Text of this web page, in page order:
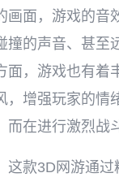
画面，游戏的音
撞的声音、甚至
面，游戏也有着
，增强玩家的情
而在进行激烈战
这款3D网游通